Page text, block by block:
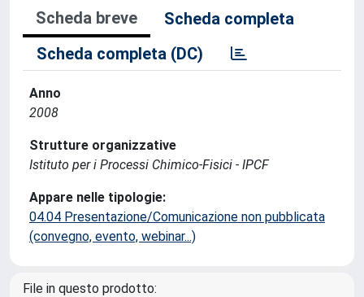
Scheda breve
Scheda completa
Scheda completa (DC)
Anno
2008
Strutture organizzative
Istituto per i Processi Chimico-Fisici - IPCF
Appare nelle tipologie:
04.04 Presentazione/Comunicazione non pubblicata
(convegno, evento, webinar...)
File in questo prodotto: